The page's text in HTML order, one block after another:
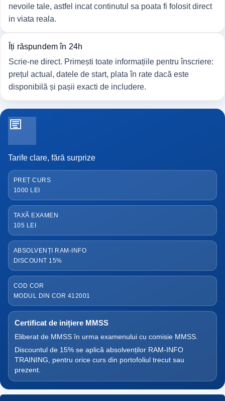
nevoile tale, astfel incat continutul sa poata fi folosit direct
in viata reala.
Îți răspundem în 24h
Scrie-ne direct. Primești toate informațiile pentru înscriere:
prețul actual, datele de start, plata în rate dacă este
disponibilă și pașii exacti de includere.
Tarife clare, fără surprize
PREȚ CURS
1000 LEI
TAXĂ EXAMEN
105 LEI
ABSOLVENȚI RAM-INFO
DISCOUNT 15%
COD COR
MODUL DIN COR 412001
Certificat de inițiere MMSS
Eliberat de MMSS în urma examenului cu comisie MMSS.
Discountul de 15% se aplică absolvenților RAM-INFO
TRAINING, pentru orice curs din portofoliul trecut sau
prezent.